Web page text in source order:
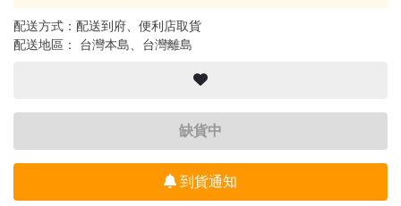
配送方式：配送到府、便利店取貨
配送地區： 台灣本島、台灣離島
缺貨中
到貨通知